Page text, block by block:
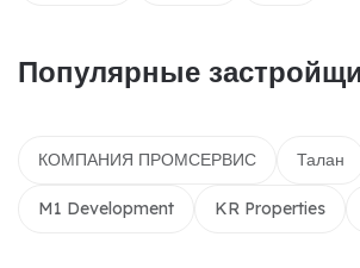
Популярные
КОМПАНИЯ ПРОМСЕРВИС Талан
M1 Development KR Properties